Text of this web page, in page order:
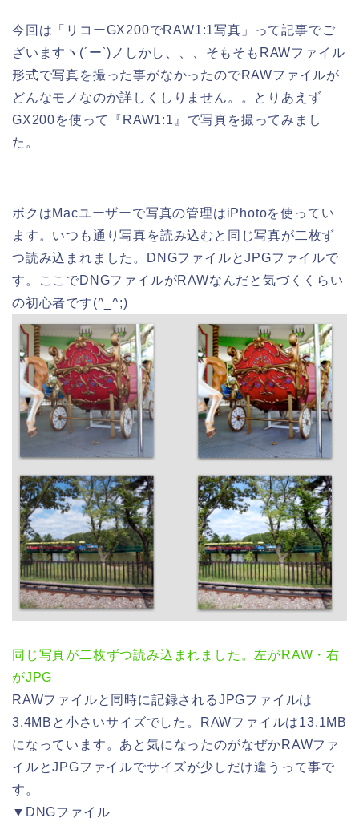
今回は「リコーGX200でRAW1:1写真」って記事でご
ざいますヽ(´ー`)ノしかし、、、そもそもRAWファイル
形式で写真を撮った事がなかったのでRAWファイルが
どんなモノなのか詳しくしりません。。とりあえず
GX200を使って『RAW1:1』で写真を撮ってみまし
た。
ボクはMacユーザーで写真の管理はiPhotoを使ってい
ます。いつも通り写真を読み込むと同じ写真が二枚ず
つ読み込まれました。DNGファイルとJPGファイルで
す。ここでDNGファイルがRAWなんだと気づくくらい
の初心者です(^_^;)
同じ写真が二枚ずつ読み込まれました。左がRAW・右
がJPG
RAWファイルと同時に記録されるJPGファイルは
3.4MBと小さいサイズでした。RAWファイルは13.1MB
になっています。あと気になったのがなぜかRAWファ
イルとJPGファイルでサイズが少しだけ違うって事で
す。
▼DNGファイル